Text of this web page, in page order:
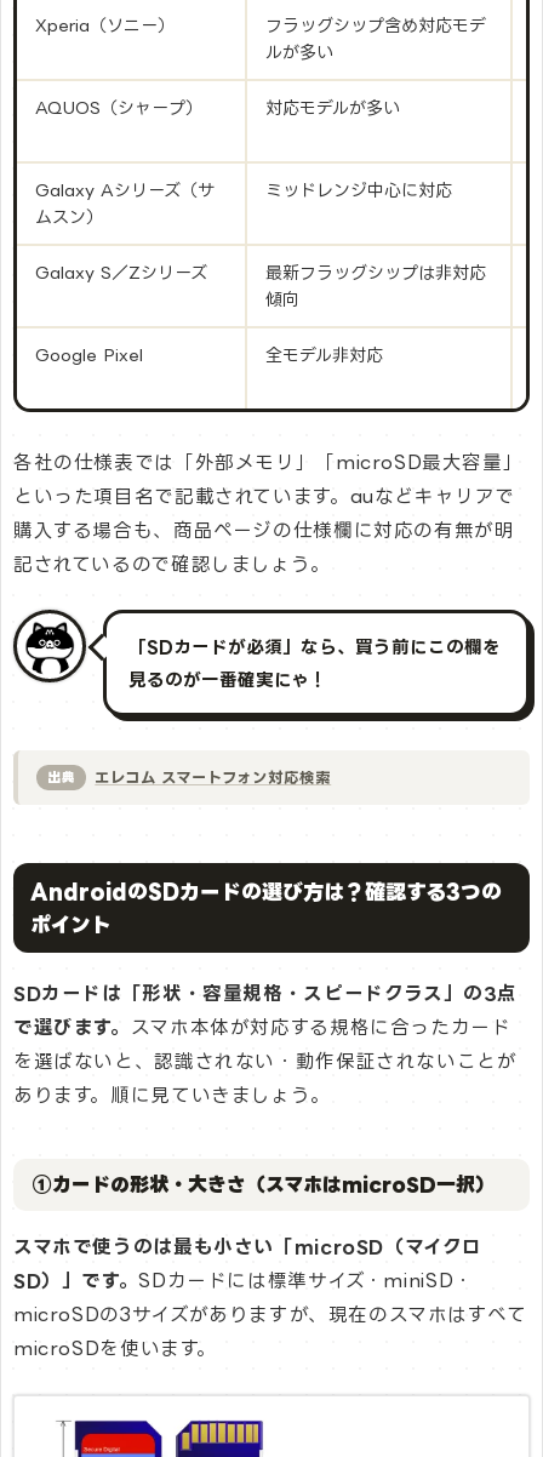
Xperia（ソニー）
フラッグシップ含め対応モデ
ルが多い
AQUOS（シャープ） 対応モデルが多い
Galaxy Aシリーズ（サ
ムスン）
ミッドレンジ中心に対応
Galaxy S／Zシリーズ
最新フラッグシップは非対応
傾向
Google Pixel 全モデル非対応
各社の仕様表では「外部メモリ」「microSD最大容量」
といった項目名で記載されています。auなどキャリアで
購入する場合も、商品ページの仕様欄に対応の有無が明
記されているので確認しましょう。
「SDカードが必須」なら、買う前にこの欄を
見るのが一番確実にゃ！
出典 エレコム スマートフォン対応検索
AndroidのSDカードの選び方は？確認する3つの
ポイント
SDカードは「形状・容量規格・スピードクラス」の3点
で選びます。
スマホ本体が対応する規格に合ったカード
を選ばないと、認識されない・動作保証されないことが
あります。順に見ていきましょう。
①カードの形状・大きさ（スマホはmicroSD一択）
スマホで使うのは最も小さい「microSD（マイクロ
SD）」です。SDカードには標準サイズ・miniSD・
microSDの3サイズがありますが、現在のスマホはすべて
microSDを使います。